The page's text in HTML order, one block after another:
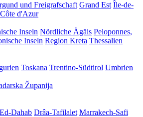
und Freigrafschaft Grand Est Île-de-
d'Azur
Inseln Nördliche Ägäis Peloponnes,
Inseln Region Kreta Thessalien
Toskana Trentino-Südtirol Umbrien
Županija
Dahab Drâa-Tafilalet Marrakech-Safi